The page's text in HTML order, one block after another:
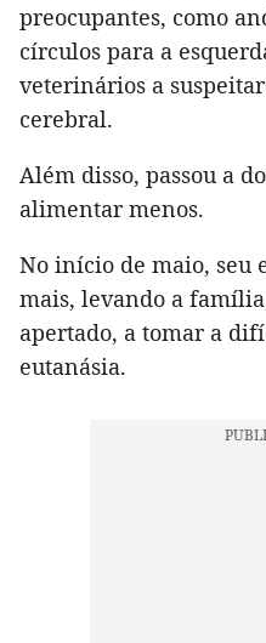
preocupantes, como
círculos para a
veterinários a
cerebral.
Além disso, passou a
alimentar menos.
No início de maio, seu
mais, levando a
apertado, a tomar a
eutanásia.